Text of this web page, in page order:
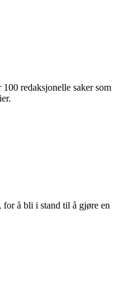
redaksjonelle saker som
for å bli i stand til å gjøre en